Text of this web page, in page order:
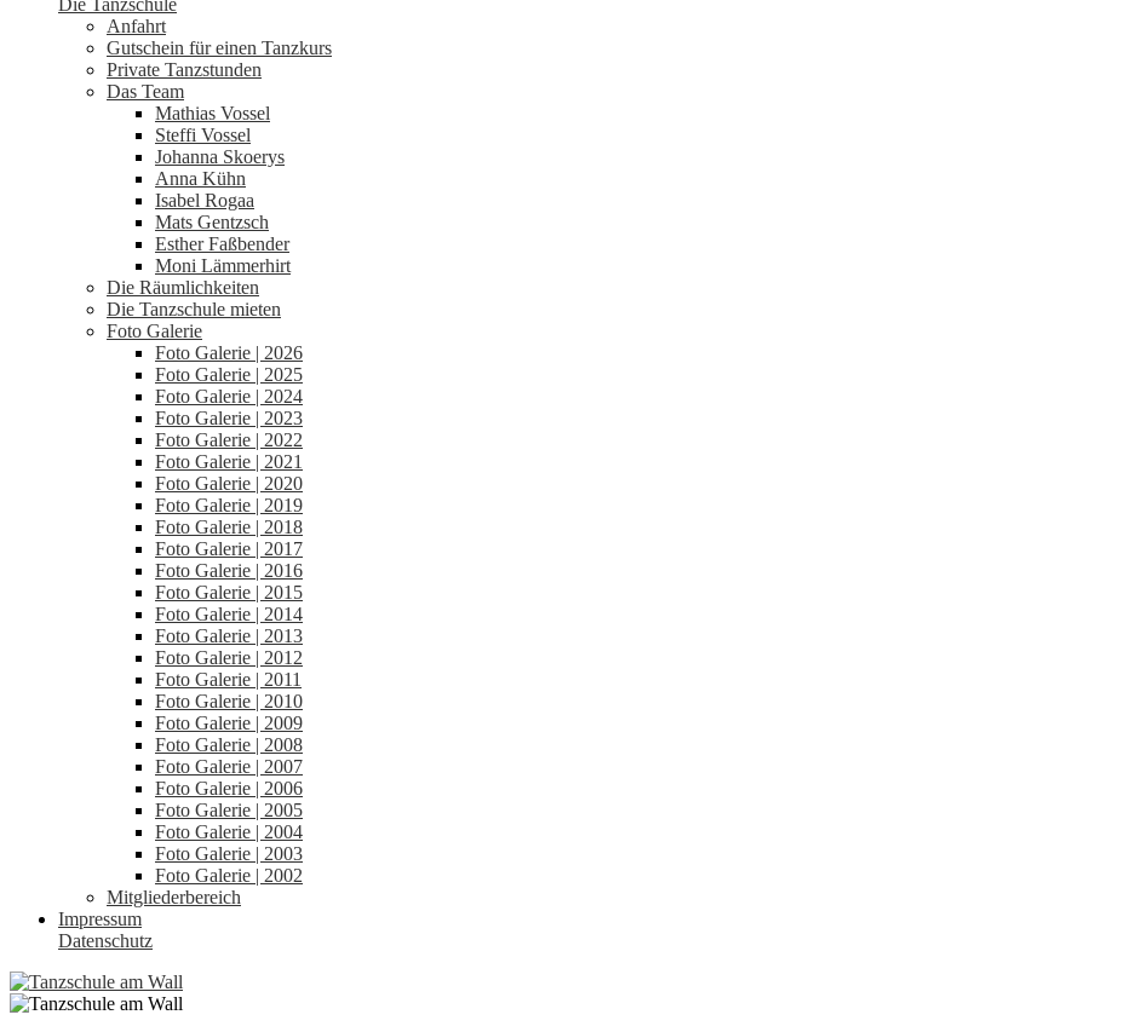
Anfahrt
Gutschein für einen Tanzkurs
Private Tanzstunden
Das Team
Mathias Vossel
Steffi Vossel
Johanna Skoerys
Anna Kühn
Isabel Rogaa
Mats Gentzsch
Esther Faßbender
Moni Lämmerhirt
Die Räumlichkeiten
Die Tanzschule mieten
Foto Galerie
Foto Galerie | 2026
Foto Galerie | 2025
Foto Galerie | 2024
Foto Galerie | 2023
Foto Galerie | 2022
Foto Galerie | 2021
Foto Galerie | 2020
Foto Galerie | 2019
Foto Galerie | 2018
Foto Galerie | 2017
Foto Galerie | 2016
Foto Galerie | 2015
Foto Galerie | 2014
Foto Galerie | 2013
Foto Galerie | 2012
Foto Galerie | 2011
Foto Galerie | 2010
Foto Galerie | 2009
Foto Galerie | 2008
Foto Galerie | 2007
Foto Galerie | 2006
Foto Galerie | 2005
Foto Galerie | 2004
Foto Galerie | 2003
Foto Galerie | 2002
Mitgliederbereich
Impressum
Datenschutz